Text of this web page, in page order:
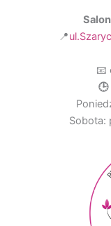
📍
📧
🕒
Sobota: